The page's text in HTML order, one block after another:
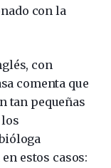
con la
con
comenta que
tan pequeñas
estos casos: